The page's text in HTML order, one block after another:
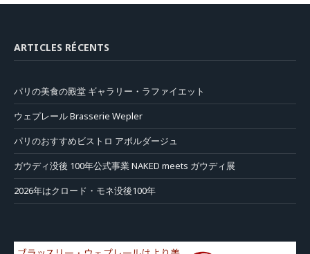
ARTICLES RÉCENTS
パリの美食の殿堂 ギャラリー・ラファイエット
ウェプレール Brasserie Wepler
パリのおすすめビストロ アボルダージュ
ガウディ没後 100年公式事業 NAKED meets ガウディ展
2026年はクロード・モネ没後100年